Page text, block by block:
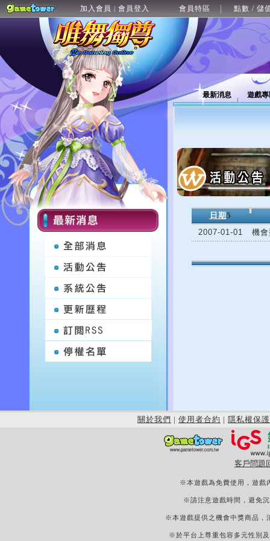
加入會員 | 會員登入 會員特區 點數 / 儲
最新消息 遊戲
日期 5
2007-01-01
機
關於我們 | 使用者合約 | 隱私權保護
客戶問題
※本遊戲為免費使用，遊戲
※請注意遊戲時間，避免
※本遊戲提供之機會中獎商品，
※於平台上尊重包容多元性別